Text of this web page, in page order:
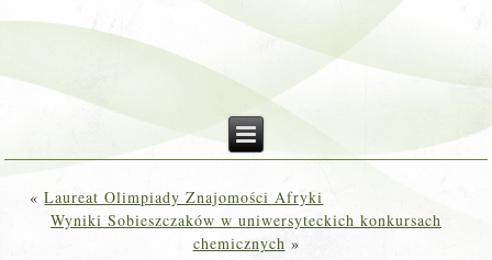
«Laureat Olimpiady Znajomości Afryki
Wyniki Sobieszczaków w uniwersyteckich konkursach
chemicznych »